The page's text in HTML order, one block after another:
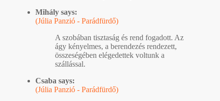
Mihály says:
(Júlia Panzió - Parádfürdő)
A szobában tisztaság és rend fogadott. Az
ágy kényelmes, a berendezés rendezett,
összeségében elégedettek voltunk a
szállással.
Csaba says:
(Júlia Panzió - Parádfürdő)